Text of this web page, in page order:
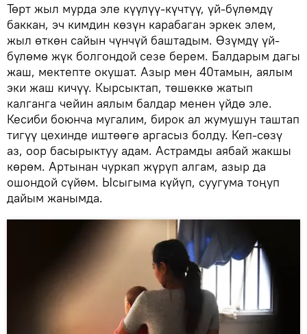
Төрт жыл мурда эле күүлүү-күчтүү, үй-бүлөмдү
баккан, эч кимдин көзүн карабаган эркек элем,
жыл өткөн сайын чүнчүй баштадым. Өзүмдү үй-
бүлөмө жүк болгондой сезе берем. Балдарым дагы
жаш, мектепте окушат. Азыр мен 40тамын, аялым
эки жаш кичүү. Кырсыктап, төшөккө жатып
калганга чейин аялым балдар менен үйдө эле.
Кесиби боюнча мугалим, бирок ал жумушун таштап
тигүү цехинде иштөөгө аргасыз болду. Кеп-сөзү
аз, оор басырыктуу адам. Астрамды аябай жакшы
көрөм. Артынан чуркап жүрүп алгам, азыр да
ошондой сүйөм. Ысыгыма күйүп, суугума тоңуп
дайым жанымда.